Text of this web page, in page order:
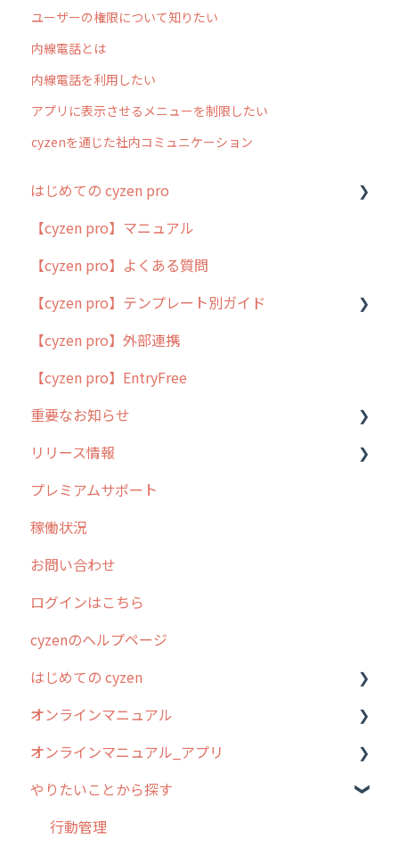
ユーザーの権限について知りたい
内線電話とは
内線電話を利用したい
アプリに表示させるメニューを制限したい
cyzenを通じた社内コミュニケーション
はじめての cyzen pro
cyzen pro とは？
簡易マニュアル
cyzen proの位置情報取得について
用語集
よくある質問
【cyzen pro】マニュアル
【cyzen pro】よくある質問
【cyzen pro】テンプレート別ガイド
ポスティング
ラウンダー
メンテナンス
外廻り営業
清掃
不動産
【cyzen pro】外部連携
【cyzen pro】EntryFree
重要なお知らせ
過去の重要なお知らせ
障害情報
リリース情報
リリース
2026年のリリース情報
2025年のリリース情報
2024年のリリース情報
2023年のリリース情報
過去のリリース
2019年までのリリース情報
お客様の声を実現しました
プレミアムサポート
稼働状況
お問い合わせ
ログインはこちら
cyzenのヘルプページ
はじめての cyzen
0. はじめてのcyzenの使い方
1. cyzenについて知ろう
2. 主要機能の概要
3. cyzenの位置情報取得について
オンラインマニュアル
管理サイトの使い始め
ユーザー・グループ管理
行動管理
オンラインマニュアル_アプリ
アプリの使い始め
ホーム画面
やりたいことから探す
行動管理